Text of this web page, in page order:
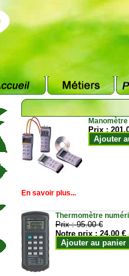
Prix :
Ajouter
En savoir plus...
Thermomètre
Prix :95.00 €
Notre prix :24.00 €
Ajouter au panier